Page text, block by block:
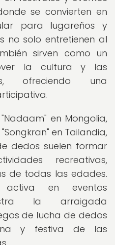
se convierten en
para lugareños y
no solo entretienen al
sirven como un
la cultura y las
ofreciendo una
en Mongolia,
en Tailandia,
dedos suelen formar
recreativas,
de todas las edades.
activa en eventos
la arraigada
de lucha de dedos
y festiva de las